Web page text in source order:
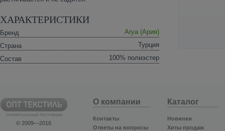
ХАРАКТЕРИСТИКИ
Бренд
Arya (Ария)
Страна
Турция
Состав
100% полиэстер
© 2009—2016
О компании
Контакты
Ответы на вопросы
Каталог
Новинки
Хиты продаж